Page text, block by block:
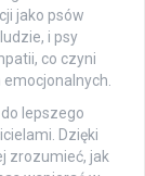
jako psów
i psy
co czyni
lepszego
Dzięki
zrozumieć, jak